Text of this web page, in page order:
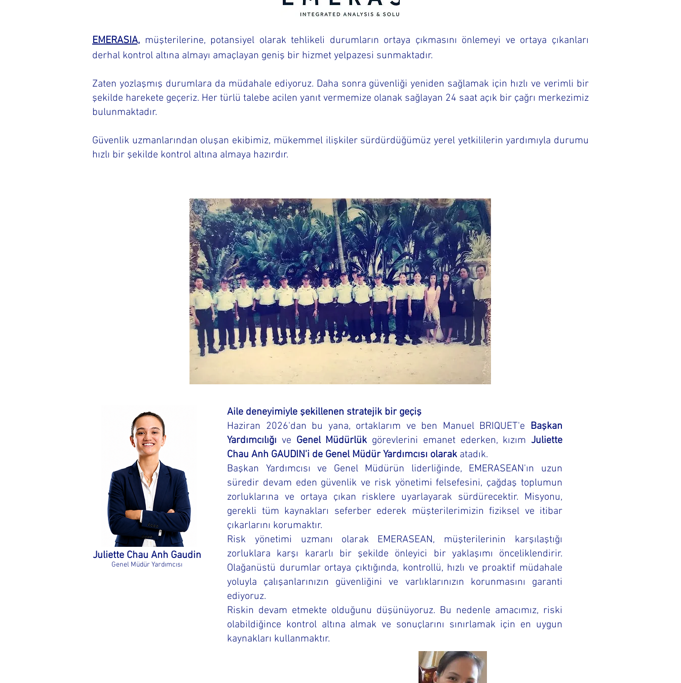
EMERASIA, müşterilerine, potansiyel olarak tehlikeli durumların ortaya çıkmasını önlemeyi ve ortaya çıkanları
derhal kontrol altına almayı amaçlayan geniş bir hizmet yelpazesi sunmaktadır.
Zaten yozlaşmış durumlara da müdahale ediyoruz. Daha sonra güvenliği yeniden sağlamak için hızlı ve verimli bir
şekilde harekete geçeriz. Her türlü talebe acilen yanıt vermemize olanak sağlayan 24 saat açık bir çağrı merkezimiz
bulunmaktadır.
Güvenlik uzmanlarından oluşan ekibimiz, mükemmel ilişkiler sürdürdüğümüz yerel yetkililerin yardımıyla durumu
hızlı bir şekilde kontrol altına almaya hazırdır.
Juliette Chau Anh Gaudin
Genel Müdür Yardımcısı
Aile deneyimiyle şekillenen stratejik bir geçiş
Haziran 2026'dan bu yana, ortaklarım ve ben Manuel BRIQUET'e Başkan
Yardımcılığı ve Genel Müdürlük görevlerini emanet ederken, kızım Juliette
Chau Anh GAUDIN'i de Genel Müdür Yardımcısı olarak atadık.
Başkan Yardımcısı ve Genel Müdürün liderliğinde, EMERASEAN'ın uzun
süredir devam eden güvenlik ve risk yönetimi felsefesini, çağdaş toplumun
zorluklarına ve ortaya çıkan risklere uyarlayarak sürdürecektir. Misyonu,
gerekli tüm kaynakları seferber ederek müşterilerimizin fiziksel ve itibar
çıkarlarını korumaktır.
Risk yönetimi uzmanı olarak EMERASEAN, müşterilerinin karşılaştığı
zorluklara karşı kararlı bir şekilde önleyici bir yaklaşımı önceliklendirir.
Olağanüstü durumlar ortaya çıktığında, kontrollü, hızlı ve proaktif müdahale
yoluyla çalışanlarınızın güvenliğini ve varlıklarınızın korunmasını garanti
ediyoruz.
Riskin devam etmekte olduğunu düşünüyoruz. Bu nedenle amacımız, riski
olabildiğince kontrol altına almak ve sonuçlarını sınırlamak için en uygun
kaynakları kullanmaktır.